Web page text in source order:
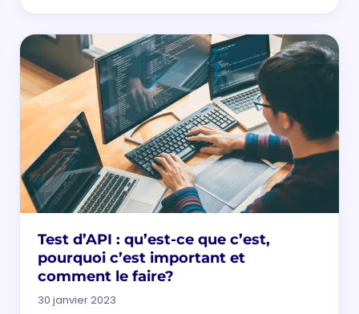
Test d’API : qu’est-ce que c’est,
pourquoi c’est important et
comment le faire?
30 janvier 2023